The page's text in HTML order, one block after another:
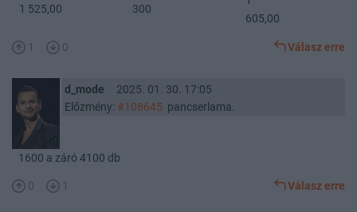
1 525,00 300
605,00
1 0 Válasz erre
d_mode
2025. 01. 30. 17:05
Előzmény: #108645 pancserlama.
1600 a záró 4100 db
0 1 Válasz erre